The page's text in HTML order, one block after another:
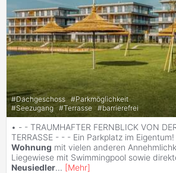
#Dachgeschoss #Parkmöglichkeit
#Seezugang #Terrasse #barrierefrei
• - - TRAUMHAFTER FERNBLICK VON
TERRASSE - - - Ein Parkplatz im
Wohnung mit vielen anderen
Liegewiese mit Swimmingpool sowie
Neusiedler... [Mehr]